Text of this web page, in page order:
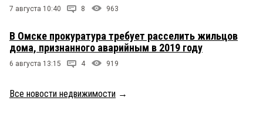
7 августа 10:40 8 963
В Омске прокуратура требует расселить жильцов
дома, признанного аварийным в 2019 году
6 августа 13:15 4 919
Все новости недвижимости →